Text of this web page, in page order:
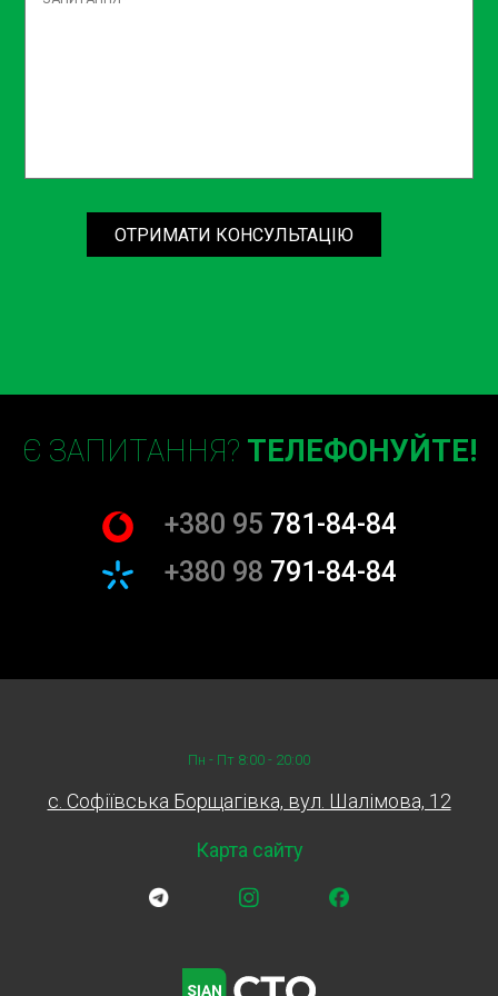
усі можливі проблеми та вирішать їх на найвищому рівні.
є запорукою його надійної та довговічної експлуатації.
передньої частини – це складний, але надзвичайно
важливий процес, який вимагає висококваліфікованого
підходу. Ваш автомобіль заслуговує на найкраще
обслуговування, і СТО Sian готове надати вам таку
Запишіться на заміну комплекту ГРМ дизельного
залишайте заявку на нашому сайті – і ми подбаємо про
ОТРИМАТИ КОНСУЛЬТАЦІЮ
Є ЗАПИТАННЯ? ТЕЛЕФОНУЙТЕ!
+380 95 781-84-84
+380 98 791-84-84
Пн - Пт 8:00 - 20:00
c. Софіївська Борщагівка, вул. Шалімова, 12
Карта сайту